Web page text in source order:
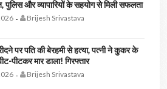
पुलिस और व्यापारियों के सहयोग से मिली सफलता
- Brijesh Srivastava
पर पति की बेरहमी से हत्या, पत्नी ने कुकर के
पीटकर मार डाला! गिरफ्तार
- Brijesh Srivastava